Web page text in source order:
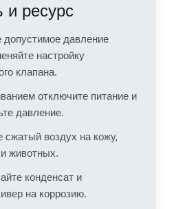
и ресурс
давление
настройку
клапана.
отключите питание и
давление.
сжатый воздух на кожу,
животных.
конденсат и
на коррозию.